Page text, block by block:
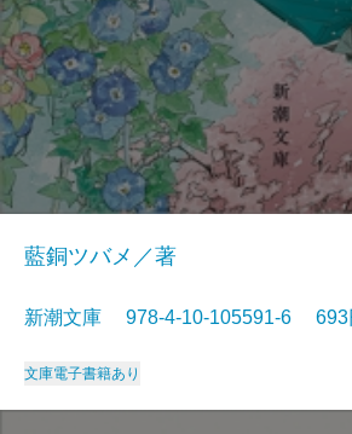
藍銅ツバメ／著
新潮文庫 978-4-10-105591-6
文庫電子書籍あり